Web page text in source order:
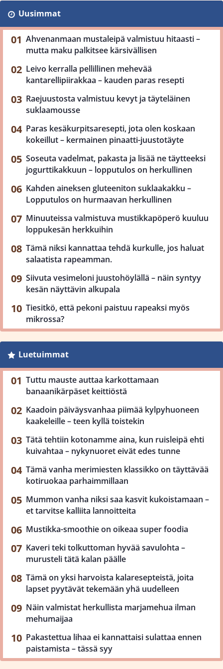
Uusimmat
Ahvenanmaan mustaleipä valmistuu hitaasti –
mutta maku palkitsee kärsivällisen
Leivo kerralla pellillinen mehevää
kantarellipiirakkaa – kauden paras resepti
Raejuustosta valmistuu kevyt ja täyteläinen
suklaamousse
Paras kesäkurpitsaresepti, jota olen koskaan
kokeillut – kermainen pinaatti-juustotäyte
Soseuta vadelmat, pakasta ja lisää ne täytteeksi
jogurttikakkuun – lopputulos on herkullinen
Kahden aineksen gluteeniton suklaakakku –
Lopputulos on hurmaavan herkullinen
Minuuteissa valmistuva mustikkapöperö kuuluu
loppukesän herkkuihin
Tämä niksi kannattaa tehdä kurkulle, jos haluat
salaatista rapeamman.
Siivuta vesimeloni juustohöylällä – näin syntyy
kesän näyttävin alkupala
Tiesitkö, että pekoni paistuu rapeaksi myös
mikrossa?
Luetuimmat
Tuttu mauste auttaa karkottamaan
banaanikärpäset keittiöstä
Kaadoin päiväysvanhaa piimää kylpyhuoneen
kaakeleille – teen kyllä toistekin
Tätä tehtiin kotonamme aina, kun ruisleipä ehti
kuivahtaa – nykynuoret eivät edes tunne
Tämä vanha merimiesten klassikko on täyttävää
kotiruokaa parhaimmillaan
Mummon vanha niksi saa kasvit kukoistamaan –
et tarvitse kalliita lannoitteita
Mustikka-smoothie on oikeaa super foodia
Kaveri teki tolkuttoman hyvää savulohta –
murusteli tätä kalan päälle
Tämä on yksi harvoista kalaresepteistä, joita
lapset pyytävät tekemään yhä uudelleen
Näin valmistat herkullista marjamehua ilman
mehumaijaa
Pakastettua lihaa ei kannattaisi sulattaa ennen
paistamista – tässä syy